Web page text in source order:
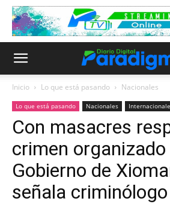
Inicio Lo que está pasando Nacionales
Lo que está pasando Nacionales
Con masacres
crimen organizado
Gobierno de
señala criminólogo